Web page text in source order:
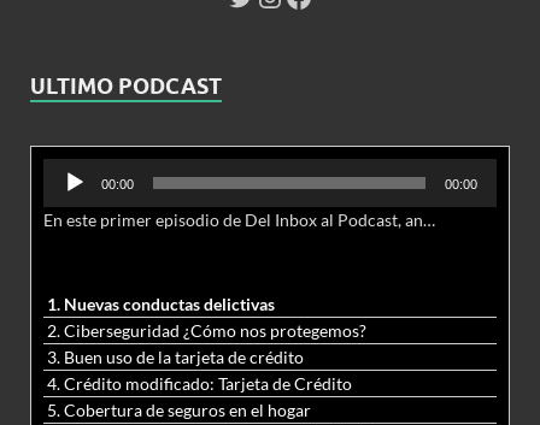
ULTIMO PODCAST
Reproductor
audio
00:00 00:00
En este primer episodio de Del Inbox al Podcast, analizamos junto al abogado Jonathan Brown las nuevas conductas delictivas cibernéticas y la necesidad de hacer modificaciones al Código Penal.
1. Nuevas conductas delictivas
2. Ciberseguridad ¿Cómo nos protegemos?
3. Buen uso de la tarjeta de crédito
4. Crédito modificado: Tarjeta de Crédito
5. Cobertura de seguros en el hogar